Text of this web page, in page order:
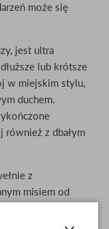
może się
jest ultra
lub krótsze
w miejskim stylu,
duchem.
również z dbałym
z
misiem od